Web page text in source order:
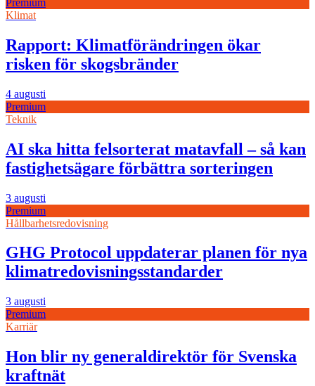
Premium
Klimat
Rapport: Klimatförändringen ökar
risken för skogsbränder
4 augusti
Premium
Teknik
AI ska hitta felsorterat matavfall – så kan
fastighetsägare förbättra sorteringen
3 augusti
Premium
Hållbarhetsredovisning
GHG Protocol uppdaterar planen för nya
klimatredovisningsstandarder
3 augusti
Premium
Karriär
Hon blir ny generaldirektör för Svenska
kraftnät